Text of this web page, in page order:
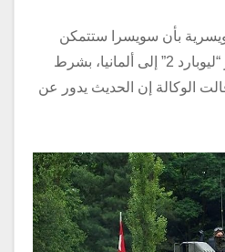
بأن سويسرا ستتمكن
من بيع 25 دبابة من طراز “ليوبارد 2” إلى ألمانيا، بشرط
الوكالة إن الحديث يدور عن